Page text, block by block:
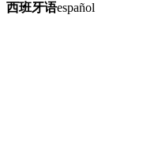
西班牙语español